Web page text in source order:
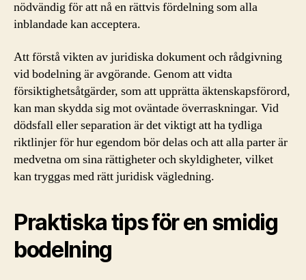
nödvändig för att nå en rättvis fördelning som alla
inblandade kan acceptera.
Att förstå vikten av juridiska dokument och rådgivning
vid bodelning är avgörande. Genom att vidta
försiktighetsåtgärder, som att upprätta äktenskapsförord,
kan man skydda sig mot oväntade överraskningar. Vid
dödsfall eller separation är det viktigt att ha tydliga
riktlinjer för hur egendom bör delas och att alla parter är
medvetna om sina rättigheter och skyldigheter, vilket
kan tryggas med rätt juridisk vägledning.
Praktiska tips för en smidig
bodelning